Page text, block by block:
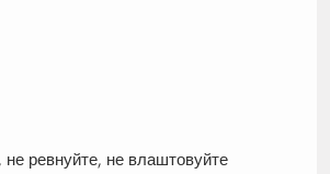
ревнуйте, не влаштовуйте